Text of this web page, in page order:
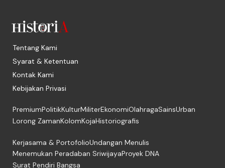
Tentang Kami
Syarat & Ketentuan
Kontak Kami
Kebijakan Privasi
PremiumPolitikKulturMiliterEkonomiOlahragaSainsUrban
Lorong ZamanKolomKojaHistoriografis
Kerjasama & PortofolioUndangan Menulis
Menemukan Peradaban SriwijayaProyek DNA
Surat Pendiri Bangsa